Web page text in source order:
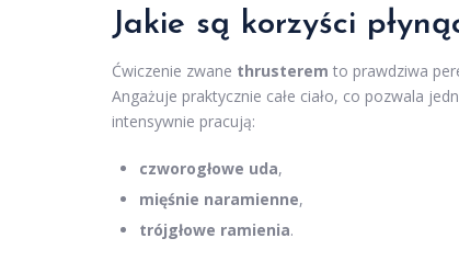
Jakie są korzyści
Ćwiczenie zwane thrusterem to prawdziwa
Angażuje praktycznie całe ciało, co pozwala
intensywnie pracują:
czworogłowe uda,
mięśnie naramienne,
trójgłowe ramienia.